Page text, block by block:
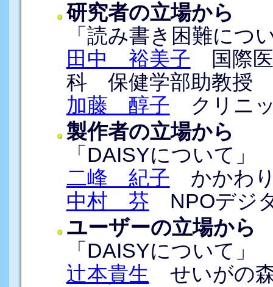
研究者の立場から
「読み書き困難につ
田中 裕美子 国際医
科 保健学部助教授
加藤 醇子 クリニ
製作者の立場から
「DAISYについて」
二峰 紀子 かかわ
中村 芬 NPOデジ
ユーザーの立場から
「DAISYについて」
辻本貴生 せいがの